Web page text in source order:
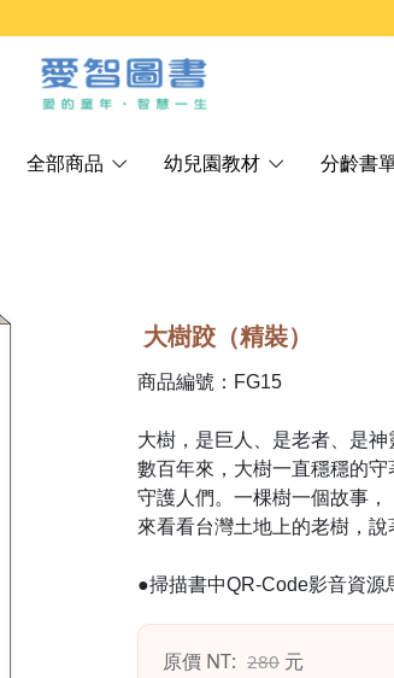
全部商品 幼兒園教材 分齡書
大樹跤（精裝）
商品編號：FG15
大樹，是巨人、是老者、是
數百年來，大樹一直穩穩的守
守護人們。一棵樹一個故事，
來看看台灣土地上的老樹，說
●掃描書中QR-Code影音資源
原價 NT: 280 元